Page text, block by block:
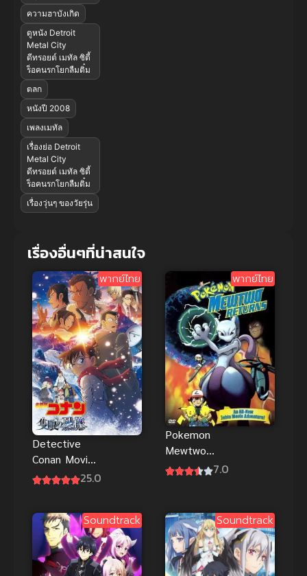
ความฮาบังเกิด
ดูหนัง Detroit
Metal City
ดีทรอยต์ เมทัล ซิตี้
ร็อคนรกโยกลืมติ๋ม
ตลก
หนังปี 2008
เพลงเมทัล
เรื่องย่อ Detroit
Metal City
ดีทรอยต์ เมทัล ซิตี้
ร็อคนรกโยกลืมติ๋ม
เรื่องวุ่นๆ ของวัยรุ่น
เรื่องอื่นๆที่น่าสนใจ
พากย์ไทย
Detective
Conan Movie
28 ปริศนา
ไทย
25.0
พากย์ไทย
Pokemon
Mewtwo
Returns โปเก
ไทย ดูฟรีทุก
ตอน
7.0
Soundtrack Soundtrack